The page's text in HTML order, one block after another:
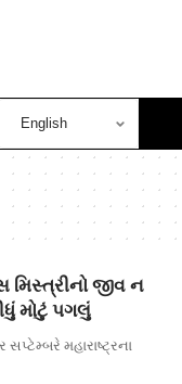
જીવ ન
મોટું પગલું
મહારાષ્ટ્રના